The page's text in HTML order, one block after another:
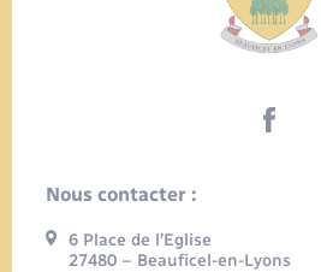
Nous contacter :
6 Place de l’Eglise
27480 – Beauficel-en-Lyons